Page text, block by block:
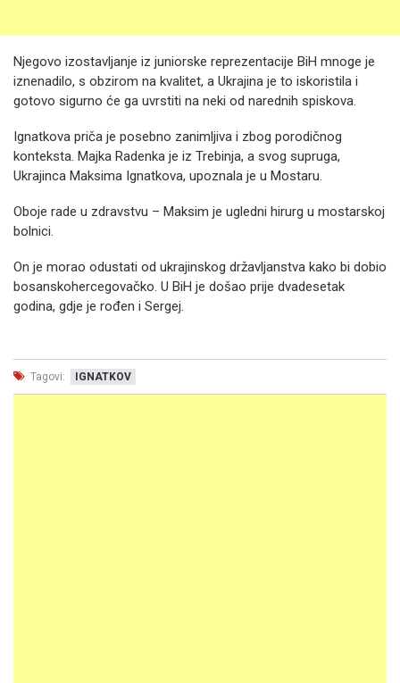
Njegovo izostavljanje iz juniorske reprezentacije BiH mnoge je
iznenadilo, s obzirom na kvalitet, a Ukrajina je to iskoristila i
gotovo sigurno će ga uvrstiti na neki od narednih spiskova.
Ignatkova priča je posebno zanimljiva i zbog porodičnog
konteksta. Majka Radenka je iz Trebinja, a svog supruga,
Ukrajinca Maksima Ignatkova, upoznala je u Mostaru.
Oboje rade u zdravstvu – Maksim je ugledni hirurg u mostarskoj
bolnici.
On je morao odustati od ukrajinskog državljanstva kako bi dobio
bosanskohercegovačko. U BiH je došao prije dvadesetak
godina, gdje je rođen i Sergej.
Tagovi: IGNATKOV